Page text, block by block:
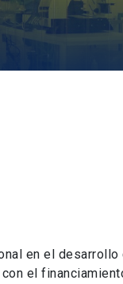
en el
el